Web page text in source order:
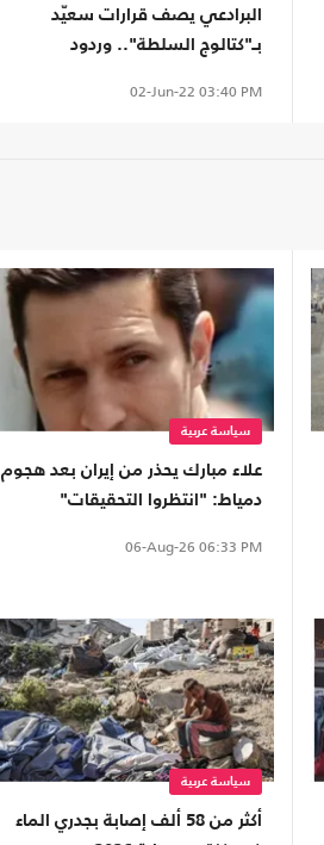
البرادعي يصف قرارات سعيّد
بـ"كتالوج السلطة".. وردود
02-Jun-22 03:40 PM
سياسة عربية
علاء مبارك يحذر من إيران بعد هجوم
دمياط: "انتظروا التحقيقات"
06-Aug-26 06:33 PM
سياسة عربية
أكثر من 58 ألف إصابة بجدري الماء